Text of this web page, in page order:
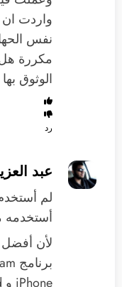
واردت ان
نفس
مكررة
الوثوق
رد
عبد
أستخدمه
لأن
iPhone و iPad و حتىٰ Mac